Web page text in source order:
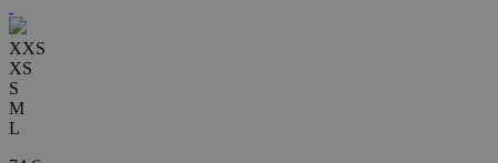
XXS
XS
S
M
L